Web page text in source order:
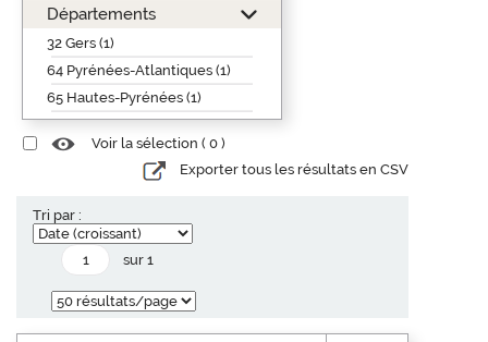
Départements
32 Gers (1)
64 Pyrénées-Atlantiques (1)
65 Hautes-Pyrénées (1)
Voir la sélection ( 0 )
Exporter tous les résultats en CSV
Tri par :
sur 1